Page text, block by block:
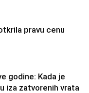
pravu cenu
godine: Kada je
iza zatvorenih vrata